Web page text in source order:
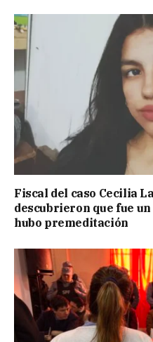
Fiscal del caso Cecilia
descubrieron que fue
hubo premeditación